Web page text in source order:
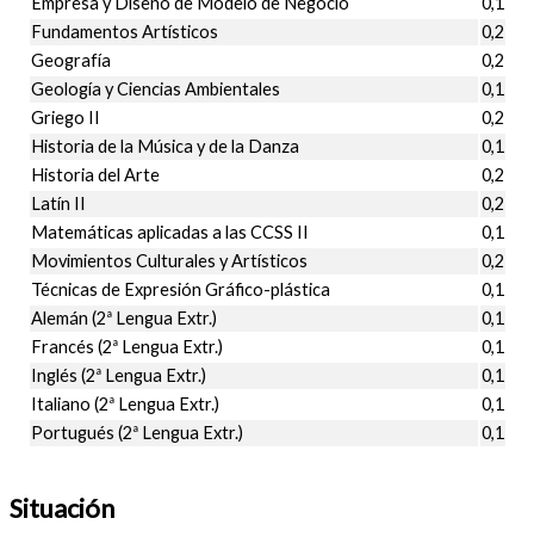
Fundamentos Artísticos
0,2
Geografía
0,2
Geología y Ciencias Ambientales
0,1
Griego II
0,2
Historia de la Música y de la Danza
0,1
Historia del Arte
0,2
Latín II
0,2
Matemáticas aplicadas a las CCSS II
0,1
Movimientos Culturales y Artísticos
0,2
Técnicas de Expresión Gráfico-plástica
0,1
Alemán (2ª Lengua Extr.)
0,1
Francés (2ª Lengua Extr.)
0,1
Inglés (2ª Lengua Extr.)
0,1
Italiano (2ª Lengua Extr.)
0,1
Portugués (2ª Lengua Extr.)
0,1
Situación